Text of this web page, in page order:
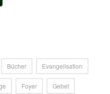
Bücher Evangelisation
Foyer Gebet